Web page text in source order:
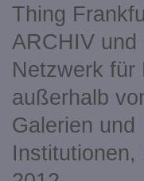
Thing
ARCHIV und
Netzwerk für
außerhalb
Galerien und
Institutionen,